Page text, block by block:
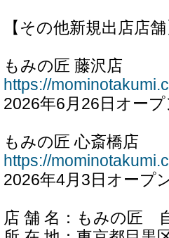
【その他新規出店店舗
もみの匠 藤沢店
https://
2026年6月26日オープ
もみの匠 心斎橋店
https://
2026年4月3日オープ
店 舗 名：もみの匠